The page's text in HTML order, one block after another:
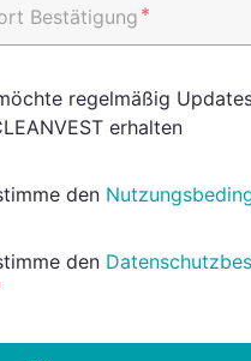
Bestätigung *
regelmäßig
erhalten
den
den